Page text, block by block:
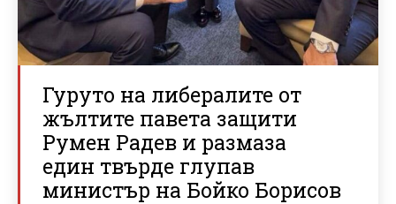
Гуруто на либералите от
жълтите павета защити
Румен Радев и размаза
един твърде глупав
министър на Бойко Борисов